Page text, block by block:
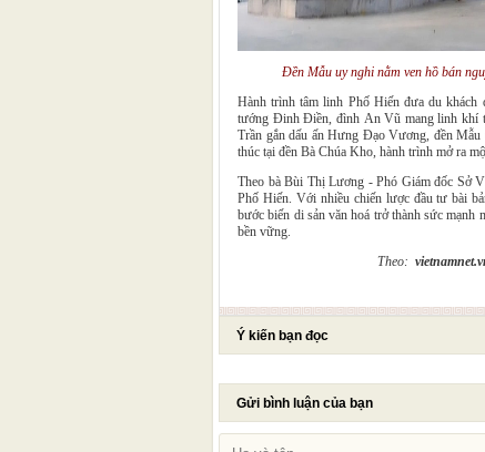
Đền Mẫu uy nghi nằm ven hồ bán
Hành trình tâm linh Phố Hiến đưa du
tướng Đinh Điền, đình An Vũ mang linh khí
Trần gắn dấu ấn Hưng Đạo Vương, đền
thúc tại đền Bà Chúa Kho, hành trình mở ra
Theo bà Bùi Thị Lương - Phó Giám đốc Sở
Phố Hiến. Với nhiều chiến lược đầu tư bài
bước biến di sản văn hoá trở thành sức mạnh
bền vững.
Theo:
Ý kiến bạn đọc
Gửi bình luận của bạn